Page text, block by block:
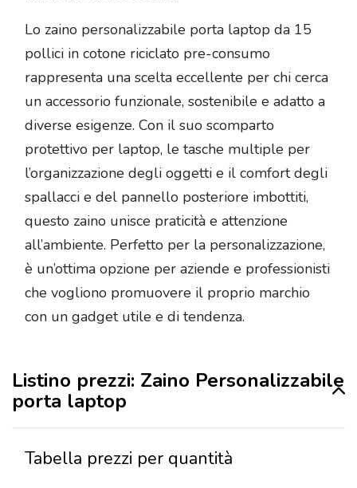
Lo zaino personalizzabile porta laptop da 15
pollici in cotone riciclato pre-consumo
rappresenta una scelta eccellente per chi cerca
un accessorio funzionale, sostenibile e adatto a
diverse esigenze. Con il suo scomparto
protettivo per laptop, le tasche multiple per
l’organizzazione degli oggetti e il comfort degli
spallacci e del pannello posteriore imbottiti,
questo zaino unisce praticità e attenzione
all’ambiente. Perfetto per la personalizzazione,
è un’ottima opzione per aziende e professionisti
che vogliono promuovere il proprio marchio
con un gadget utile e di tendenza.
Listino prezzi: Zaino Personalizzabile
porta laptop
Tabella prezzi per quantità